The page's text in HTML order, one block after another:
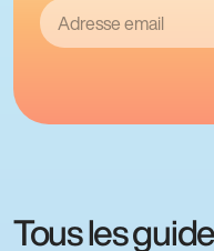
Tous les